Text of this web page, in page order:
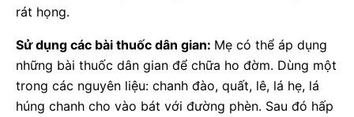
rát họng.
Sử dụng các bài thuốc dân gian: Mẹ có thể áp dụng
những bài thuốc dân gian để chữa ho đờm. Dùng một
trong các nguyên liệu: chanh đào, quất, lê, lá hẹ, lá
húng chanh cho vào bát với đường phèn. Sau đó hấp